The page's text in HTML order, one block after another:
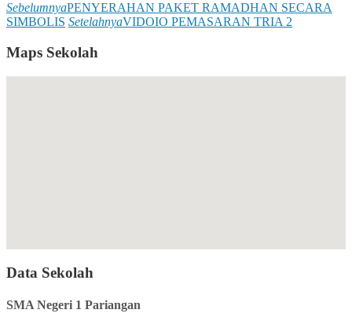
SebelumnyaPENYERAHAN PAKET RAMADHAN SECARA
SIMBOLIS SetelahnyaVIDOIO PEMASARAN TRIA 2
Maps Sekolah
Data Sekolah
SMA Negeri 1 Pariangan